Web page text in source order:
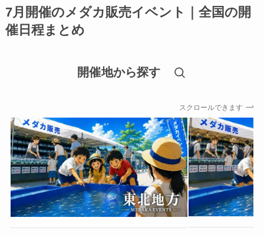
7月開催のメダカ販売イベント｜全国の開
催日程まとめ
開催地から探す
スクロールできます